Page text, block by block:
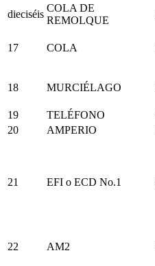
dieciséis
COLA DE
REMOLQUE
17 COLA
18 MURCIÉLAGO
19
TELÉFONO
20
AMPERIO
21 EFI o ECD No.1
22 AM2